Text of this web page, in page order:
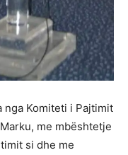
nga Komiteti i Pajtimit
me mbështetje
si dhe me